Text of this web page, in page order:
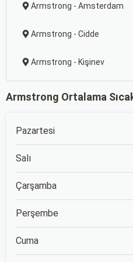
Armstrong - Amsterdam
Armstrong - Cidde
Armstrong - Kişinev
Armstrong Ortalama
Pazartesi
Salı
Çarşamba
Perşembe
Cuma